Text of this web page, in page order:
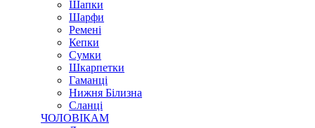
Шапки
Шарфи
Ремені
Кепки
Сумки
Шкарпетки
Гаманці
Нижня Білизна
Сланці
ЧОЛОВІКАМ